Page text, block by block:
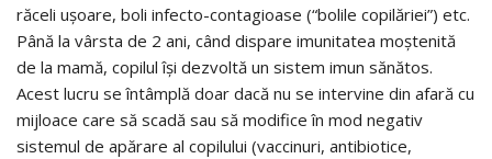
răceli uşoare, boli infecto-contagioase (“bolile copilăriei”) etc.
Până la vârsta de 2 ani, când dispare imunitatea moştenită
de la mamă, copilul îşi dezvoltă un sistem imun sănătos.
Acest lucru se întâmplă doar dacă nu se intervine din afară cu
mijloace care să scadă sau să modifice în mod negativ
sistemul de apărare al copilului (vaccinuri, antibiotice,